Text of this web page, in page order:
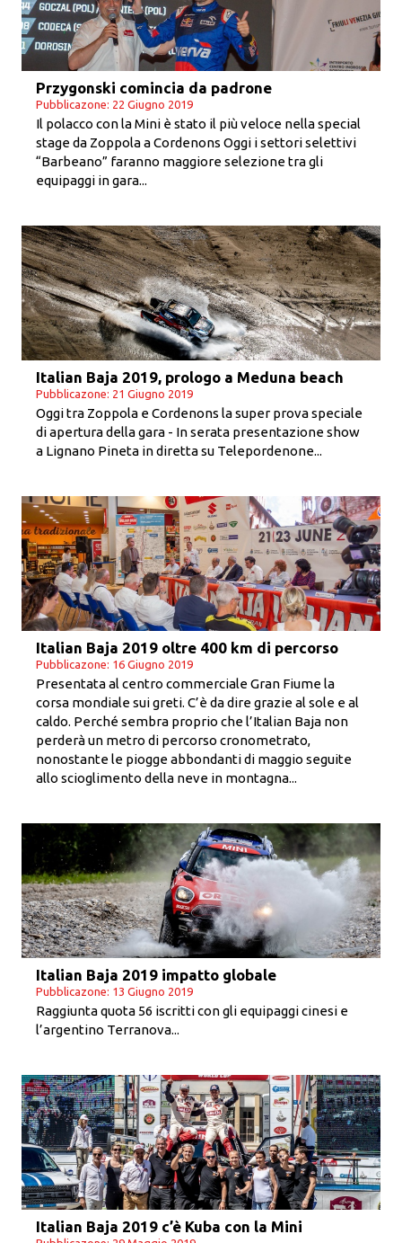
Przygonski comincia da padrone
Pubblicazone: 22 Giugno 2019
Il polacco con la Mini è stato il più veloce nella special
stage da Zoppola a Cordenons Oggi i settori selettivi
“Barbeano” faranno maggiore selezione tra gli
equipaggi in gara...
Italian Baja 2019, prologo a Meduna beach
Pubblicazone: 21 Giugno 2019
Oggi tra Zoppola e Cordenons la super prova speciale
di apertura della gara - In serata presentazione show
a Lignano Pineta in diretta su Telepordenone...
Italian Baja 2019 oltre 400 km di percorso
Pubblicazone: 16 Giugno 2019
Presentata al centro commerciale Gran Fiume la
corsa mondiale sui greti. C’è da dire grazie al sole e al
caldo. Perché sembra proprio che l’Italian Baja non
perderà un metro di percorso cronometrato,
nonostante le piogge abbondanti di maggio seguite
allo scioglimento della neve in montagna...
Italian Baja 2019 impatto globale
Pubblicazone: 13 Giugno 2019
Raggiunta quota 56 iscritti con gli equipaggi cinesi e
l’argentino Terranova...
Italian Baja 2019 c’è Kuba con la Mini